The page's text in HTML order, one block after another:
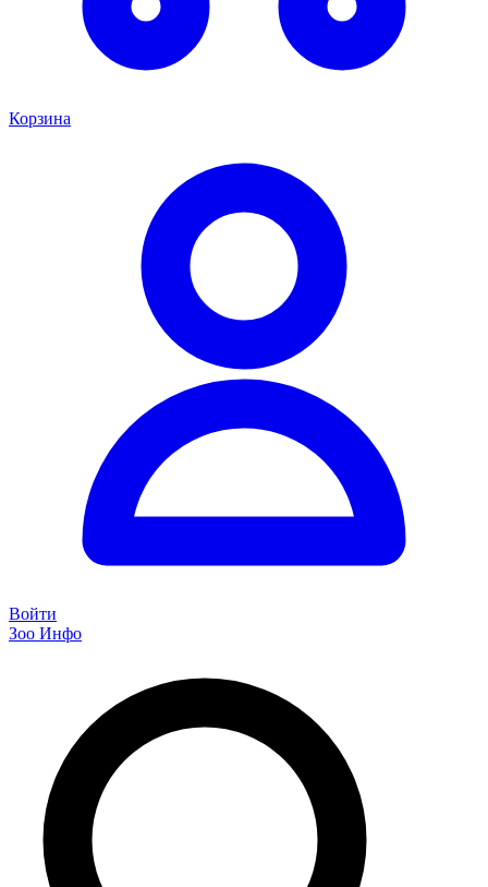
Корзина
Войти
Зоо Инфо